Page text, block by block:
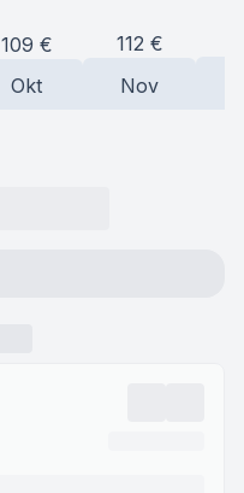
109 €
Okt
112 €
Nov